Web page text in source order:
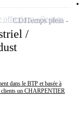
/
dans le BTP et basée à
clients un CHARPENTIER
CDITemps plein
offre à ma sélection